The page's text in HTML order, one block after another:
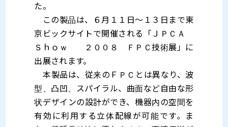
た。
この製品は、６月１１日～１３日まで東
京ビックサイトで開催される「ＪＰＣＡ
Ｓｈｏｗ ２００８ ＦＰＣ技術展」に
出展されます。
本製品は、従来のＦＰＣとは異なり、波
型、凸凹、スパイラル、曲面など自由な形
状デザインの設計ができ、機器内の空間を
有効に利用する立体配線が可能です。ま